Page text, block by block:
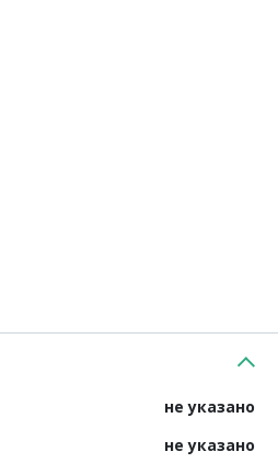
не указано
не указано